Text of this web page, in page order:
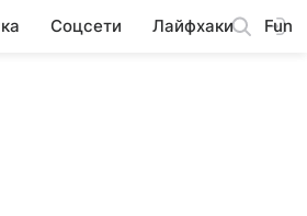
Соцсети Лайфхаки Fun